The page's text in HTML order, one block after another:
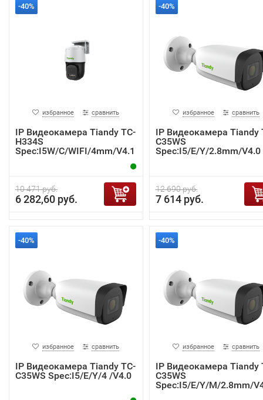
-40%
избранное сравнить
IP Видеокамера Tiandy TC-
H334S
Spec:I5W/C/WIFI/4mm/V4.1
10 471 руб.
6 282,60 руб.
-40%
избранное сравнить
IP Видеокамера Tiandy
C35WS
Spec:I5/E/Y/2.8mm/V4.0
12 690 руб.
7 614 руб.
-40%
избранное сравнить
IP Видеокамера Tiandy TC-
C35WS Spec:I5/E/Y/4 /V4.0
-40%
избранное сравнить
IP Видеокамера Tiandy
C35WS
Spec:I5/E/Y/M/2.8mm/